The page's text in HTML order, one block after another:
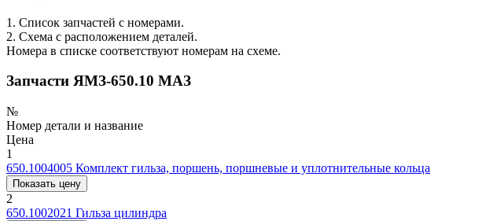
1. Список запчастей с номерами.
2. Схема с расположением деталей.
Номера в списке соответствуют номерам на схеме.
Запчасти ЯМЗ-650.10 МАЗ
№
Номер детали и название
Цена
1
650.1004005 Комплект гильза, поршень, поршневые и уплотнительные кольца
Показать цену
2
650.1002021 Гильза цилиндра